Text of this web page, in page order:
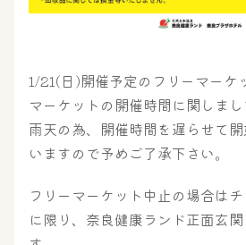
大浴場
屋内レジャープール
1/21(日)開催予定のフリーマーケ
マーケットの開催時間に関しまし
雨天の為、開催時間を遅らせて
いますので予めご了承下さい。
フリーマーケット中止の場合は
に限り、奈良健康ランド正面玄